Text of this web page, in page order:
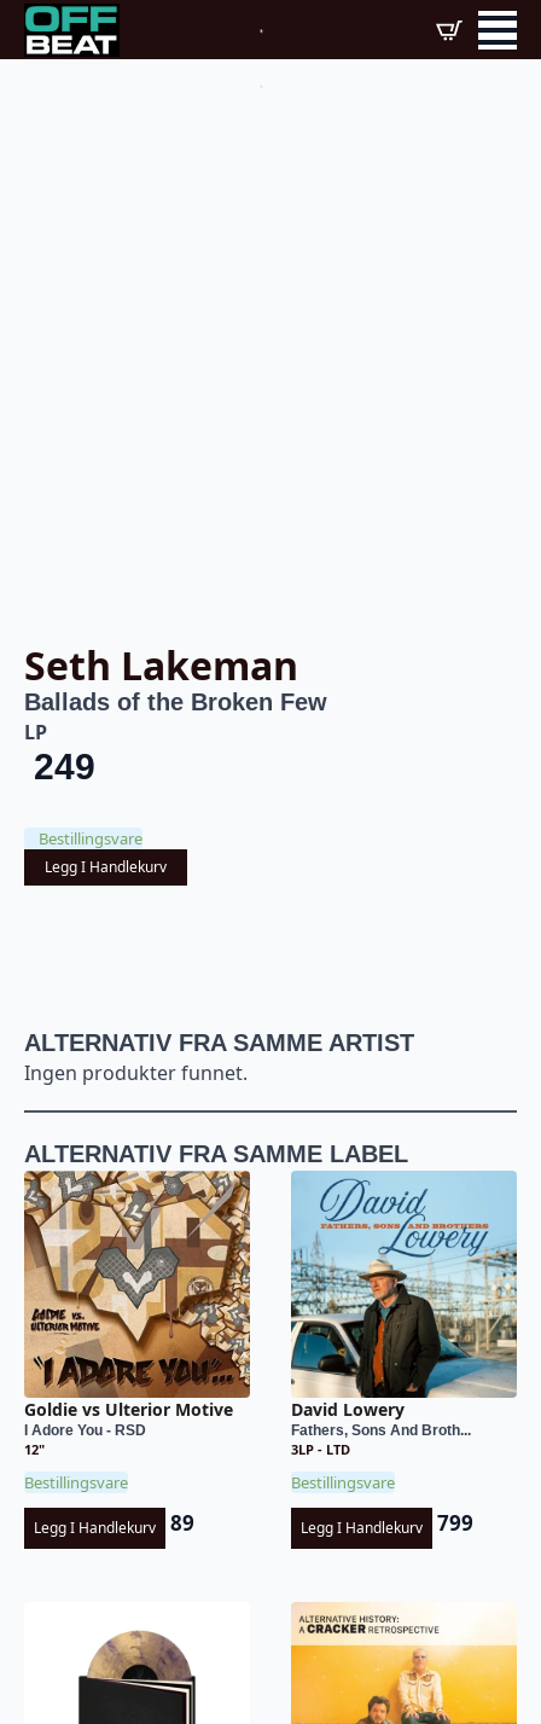
Seth Lakeman
Ballads of the Broken Few
LP
249
Bestillingsvare
Legg I Handlekurv
ALTERNATIV FRA SAMME ARTIST
Ingen produkter funnet.
ALTERNATIV FRA SAMME LABEL
Goldie vs Ulterior Motive
I Adore You - RSD
12"
Bestillingsvare
Legg I Handlekurv 89
David Lowery
Fathers, Sons And Broth...
3LP - LTD
Bestillingsvare
Legg I Handlekurv 799